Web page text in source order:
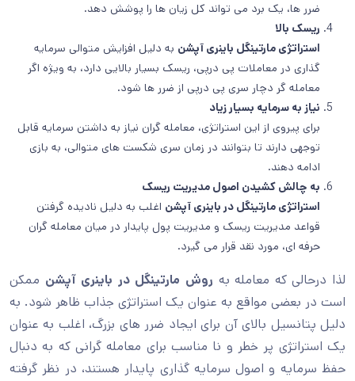
ضرر ها، یک برد می تواند کل زیان ها را پوشش دهد.
ریسک بالا
استراتژی مارتینگل باینری آپشن به دلیل افزایش متوالی سرمایه
گذاری در معاملات پی درپی، ریسک بسیار بالایی دارد، به ویژه اگر
معامله گر دچار سری پی درپی از ضرر ها شود.
نیاز به سرمایه بسیار زیاد
برای پیروی از این استراتژی، معامله گران نیاز به داشتن سرمایه قابل
توجهی دارند تا بتوانند در زمان سری شکست های متوالی، به بازی
ادامه دهند.
به چالش کشیدن اصول مدیریت ریسک
استراتژی مارتینگل در باینری آپشن اغلب به دلیل نادیده گرفتن
قواعد مدیریت ریسک و مدیریت پول پایدار در میان معامله گران
حرفه ای، مورد نقد قرار می گیرد.
لذا درحالی که معامله به روش مارتینگل در باینری آپشن ممکن
است در بعضی مواقع به عنوان یک استراتژی جذاب ظاهر شود. به
دلیل پتانسیل بالای آن برای ایجاد ضرر های بزرگ، اغلب به عنوان
یک استراتژی پر خطر و نا مناسب برای معامله گرانی که به دنبال
حفظ سرمایه و اصول سرمایه گذاری پایدار هستند، در نظر گرفته